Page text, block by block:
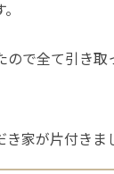
で全て引き取
家が片付きま